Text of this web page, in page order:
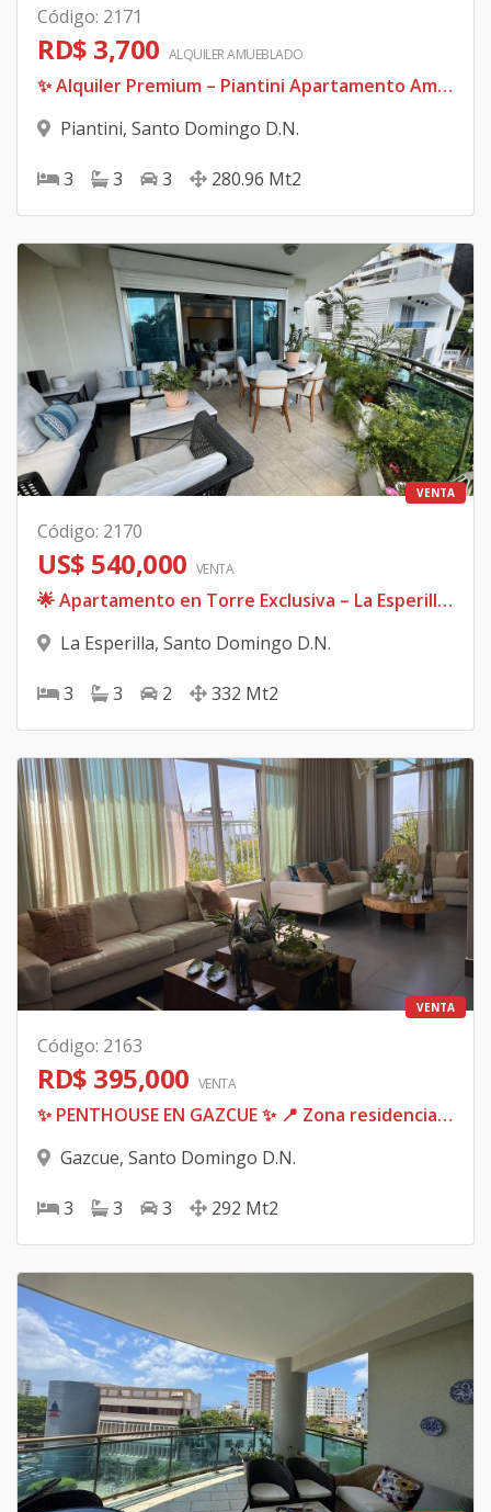
Código: 2171
RD$ 3,700 ALQUILERAMUEBLADO
✨ Alquiler Premium – Piantini Apartamento Amueblado • Piso Alto
Piantini, Santo Domingo D.N.
3 3 3 280.96 Mt2
VENTA
Código: 2170
US$ 540,000 VENTA
🌟 Apartamento en Torre Exclusiva – La Esperilla 🌟 piso 1 que viene siendo un 3ero 📍 Ubicación privilegiada con vista despejada al Parque Iberoamericano
La Esperilla, Santo Domingo D.N.
3 3 2 332 Mt2
VENTA
Código: 2163
RD$ 395,000 VENTA
✨ PENTHOUSE EN GAZCUE ✨ 📍 Zona residencial icónica, tranquila y de gran tradición en Santo Domingo
Gazcue, Santo Domingo D.N.
3 3 3 292 Mt2